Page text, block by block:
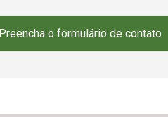
Preencha o formulário de contato